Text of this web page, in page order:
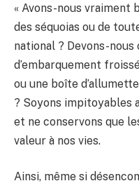
« Avons-nous vraiment
des séquoias ou de
national ? Devons-
d’embarquement
ou une boîte
? Soyons impitoyables
et ne conservons que
valeur à nos vies.
Ainsi, même si